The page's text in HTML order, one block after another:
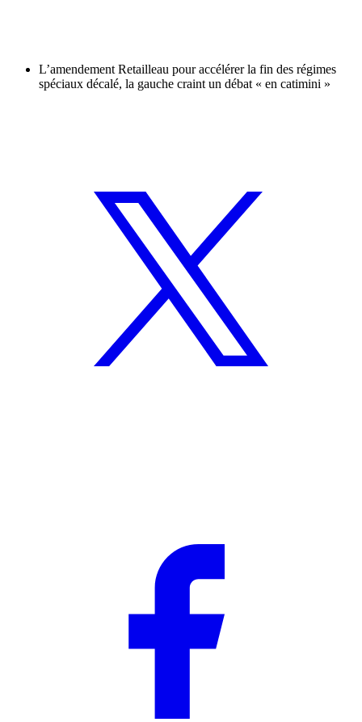
L’amendement Retailleau pour accélérer la fin des régimes
spéciaux décalé, la gauche craint un débat « en catimini »